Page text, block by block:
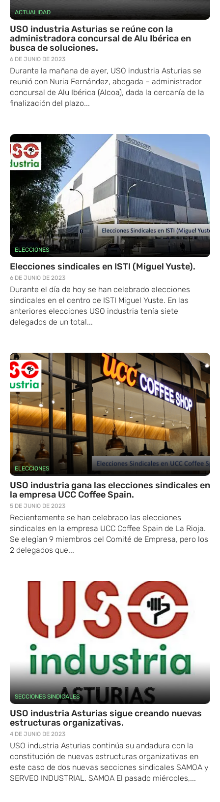
ACTUALIDAD
USO industria Asturias se reúne con la
administradora concursal de Alu Ibérica en
busca de soluciones.
6 DE JUNIO DE 2023
Durante la mañana de ayer, USO industria Asturias se
reunió con Nuria Fernández, abogada – administrador
concursal de Alu Ibérica (Alcoa), dada la cercanía de la
finalización del plazo...
ELECCIONES
Elecciones sindicales en ISTI (Miguel Yuste).
6 DE JUNIO DE 2023
Durante el día de hoy se han celebrado elecciones
sindicales en el centro de ISTI Miguel Yuste. En las
anteriores elecciones USO industria tenía siete
delegados de un total...
ELECCIONES
USO industria gana las elecciones sindicales en
la empresa UCC Coffee Spain.
5 DE JUNIO DE 2023
Recientemente se han celebrado las elecciones
sindicales en la empresa UCC Coffee Spain de La Rioja.
Se elegían 9 miembros del Comité de Empresa, pero los
2 delegados que...
SECCIONES SINDICALES
USO industria Asturias sigue creando nuevas
estructuras organizativas.
4 DE JUNIO DE 2023
USO industria Asturias continúa su andadura con la
constitución de nuevas estructuras organizativas en
este caso de dos nuevas secciones sindicales SAMOA y
SERVEO INDUSTRIAL. SAMOA El pasado miércoles,...